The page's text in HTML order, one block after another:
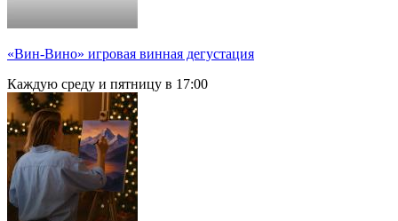
«Вин-Вино» игровая винная дегустация
Каждую среду и пятницу в 17:00